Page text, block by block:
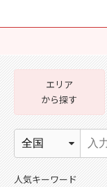
エリア
から探す
人気キーワード